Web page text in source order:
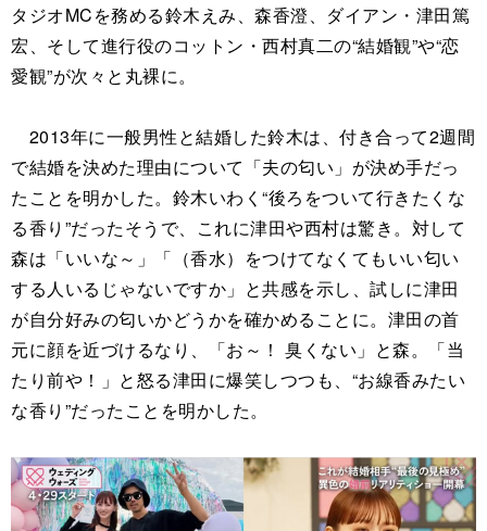
タジオMCを務める鈴木えみ、森香澄、ダイアン・津田篤
宏、そして進行役のコットン・西村真二の“結婚観”や“恋
愛観”が次々と丸裸に。
2013年に一般男性と結婚した鈴木は、付き合って2週間
で結婚を決めた理由について「夫の匂い」が決め手だっ
たことを明かした。鈴木いわく“後ろをついて行きたくな
る香り”だったそうで、これに津田や西村は驚き。対して
森は「いいな～」「（香水）をつけてなくてもいい匂い
する人いるじゃないですか」と共感を示し、試しに津田
が自分好みの匂いかどうかを確かめることに。津田の首
元に顔を近づけるなり、「お～！ 臭くない」と森。「当
たり前や！」と怒る津田に爆笑しつつも、“お線香みたい
な香り”だったことを明かした。